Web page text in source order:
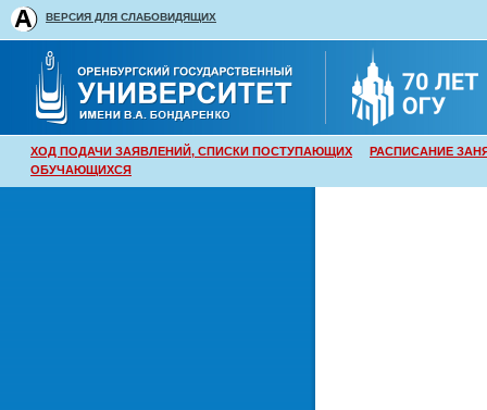
ВЕРСИЯ ДЛЯ СЛАБОВИДЯЩИХ
ХОД ПОДАЧИ ЗАЯВЛЕНИЙ, СПИСКИ ПОСТУПАЮЩИХ
РАСПИСАНИЕ
ОБУЧАЮЩИХСЯ